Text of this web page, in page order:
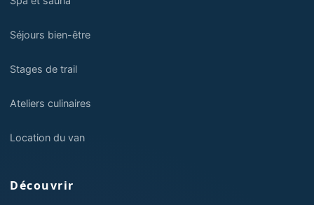
Séjours bien-être
Stages de trail
Ateliers culinaires
Location du van
Découvrir